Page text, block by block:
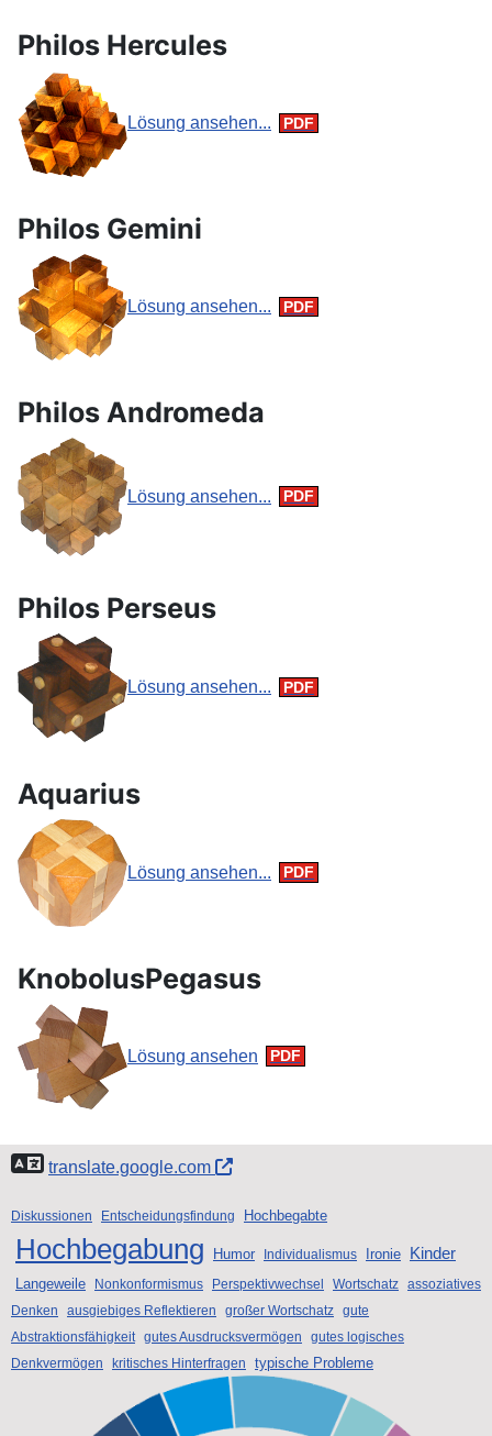
Philos Hercules
Lösung ansehen...
Philos Gemini
Lösung ansehen...
Philos Andromeda
Lösung ansehen...
Philos Perseus
Lösung ansehen...
Aquarius
Lösung ansehen...
KnobolusPegasus
Lösung ansehen
translate.google.com
Diskussionen Entscheidungsfindung Hochbegabte
Hochbegabung Humor Individualismus Ironie Kinder
Langeweile Nonkonformismus Perspektivwechsel Wortschatz assoziatives
Denken
ausgiebiges Reflektieren großer Wortschatz gute
Abstraktionsfähigkeit gutes Ausdrucksvermögen
gutes logisches
Denkvermögen
kritisches Hinterfragen typische Probleme